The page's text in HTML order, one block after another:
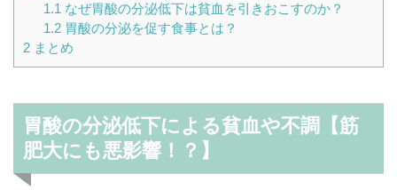
1.1 なぜ胃酸の分泌低下は貧血を引きおこすのか？
1.2胃酸の分泌を促す食事とは？
2 まとめ
胃酸の分泌低下による貧血や不調【筋
肥大にも悪影響！？】